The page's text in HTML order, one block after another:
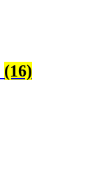
(16)